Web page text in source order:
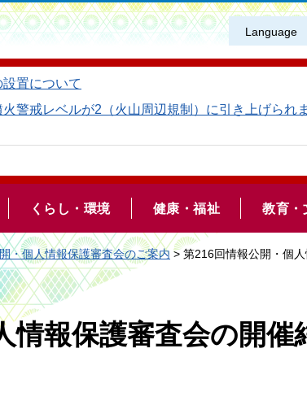
Language
置について
警戒レベルが2（火山周辺規制）に引き上げられ
くらし・環境 健康・福祉 教育・
・個人情報保護審査会のご案内 > 第216回情報公開・個
情報保護審査会の開催